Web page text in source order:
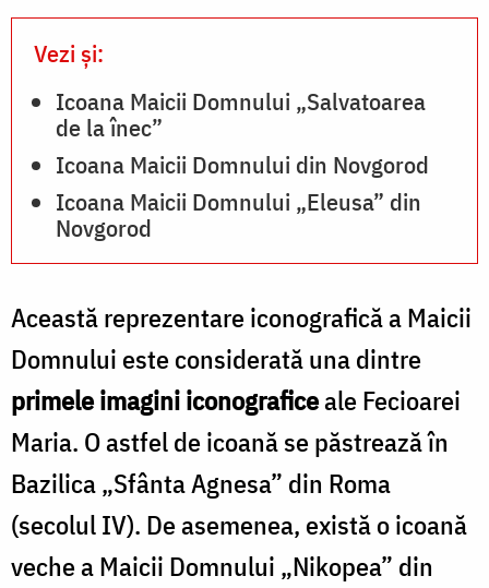
Vezi și:
Icoana Maicii Domnului „Salvatoarea
de la înec”
Icoana Maicii Domnului din Novgorod
Icoana Maicii Domnului „Eleusa” din
Novgorod
Această reprezentare iconografică a Maicii
Domnului este considerată una dintre
primele imagini iconograficeale Fecioarei
Maria. O astfel de icoană se păstrează în
Bazilica „Sfânta Agnesa” din Roma
(secolul IV). De asemenea, există o icoană
veche a Maicii Domnului „Nikopea” din